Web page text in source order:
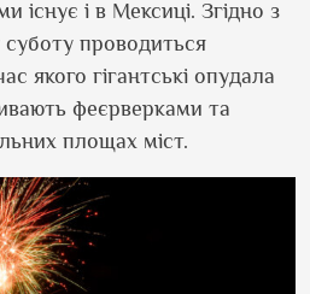
існує і в Мексиці. Згідно з
проводиться
якого гігантські опудала
феєрверками та
площах міст.